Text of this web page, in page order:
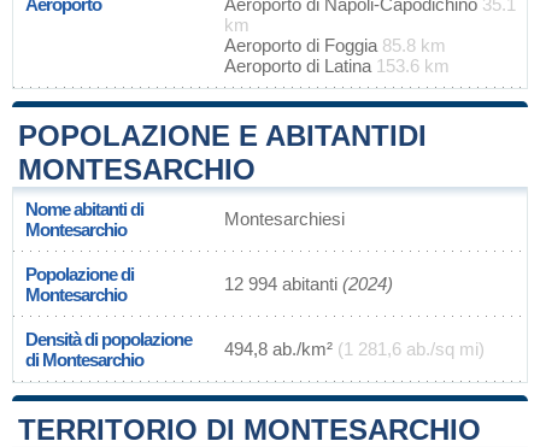
Aeroporto Aeroporto di Napoli-Capodichino 35.1
km
Aeroporto di Foggia 85.8 km
Aeroporto di Latina 153.6 km
POPOLAZIONE E ABITANTIDI
MONTESARCHIO
Nome abitanti di
Montesarchio
Montesarchiesi
Popolazione di
Montesarchio
12 994 abitanti (2024)
Densità di popolazione
di Montesarchio
494,8 ab./km² (1 281,6 ab./sq mi)
TERRITORIO DI MONTESARCHIO